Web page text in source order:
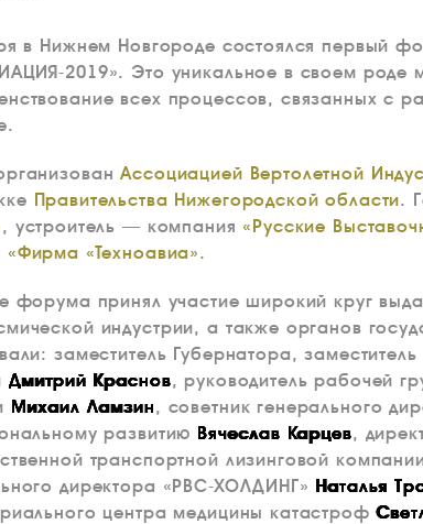
в Нижнем Новгороде состоялся первый
2019». Это уникальное в своем роде
всех процессов, связанных с
Ассоциацией Вертолетной
Правительства Нижегородской области.
, устроитель — компания«Русские
«Фирма «Техноавиа».
форума принял участие широкий круг
индустрии, а также органов
заместитель Губернатора,
Дмитрий Краснов, руководитель рабочей
Михаил Ламзин, советник генерального
развитию Вячеслав Карцев,
транспортной лизинговой
директора «РВС-ХОЛДИНГ» Наталья
центра медицины катастроф